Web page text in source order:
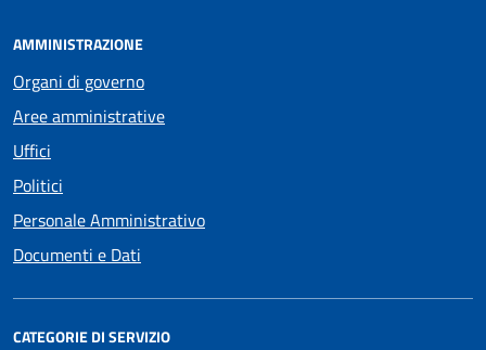
AMMINISTRAZIONE
Organi di governo
Aree amministrative
Uffici
Politici
Personale Amministrativo
Documenti e Dati
CATEGORIE DI SERVIZIO